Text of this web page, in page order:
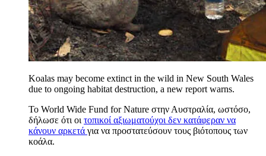
Koalas may become extinct in the wild in New South Wales
due to ongoing habitat destruction, a new report warns.
Το World Wide Fund for Nature στην Αυστραλία, ωστόσο,
δήλωσε ότι οιτοπικοί αξιωματούχοι δεν κατάφεραν να
κάνουν αρκετά για να προστατεύσουν τους βιότοπους των
κοάλα.